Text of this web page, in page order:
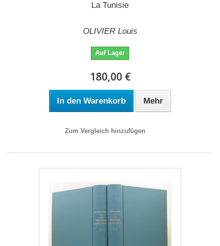
La Tunisie
OLIVIER Louis
Auf Lager
180,00 €
In den Warenkorb Mehr
Zum Vergleich hinzufügen